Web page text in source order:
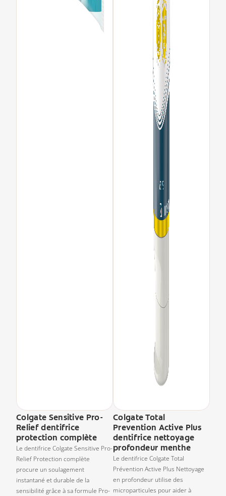
Colgate Sensitive Pro-
Relief dentifrice
protection complète
Le dentifrice Colgate Sensitive Pro-
Relief Protection complète
procure un soulagement
instantané et durable de la
sensibilité grâce à sa formule Pro-
Colgate Total
Prevention Active Plus
dentifrice nettoyage
profondeur menthe
Le dentifrice Colgate Total
Prévention Active Plus Nettoyage
en profondeur utilise des
microparticules pour aider à